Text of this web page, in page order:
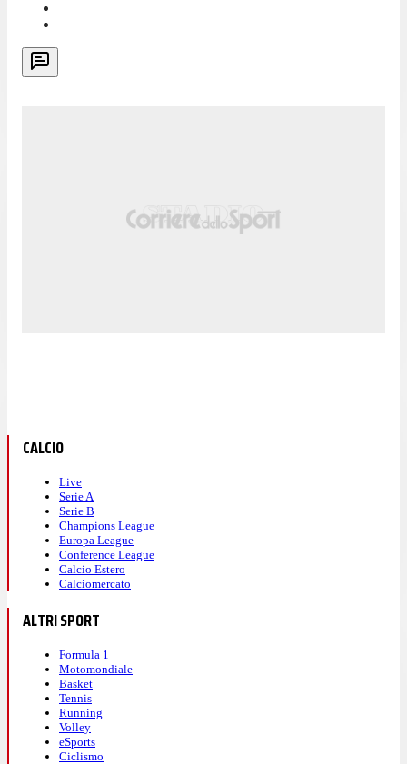
CALCIO
Live
Serie A
Serie B
Champions League
Europa League
Conference League
Calcio Estero
Calciomercato
ALTRI SPORT
Formula 1
Motomondiale
Basket
Tennis
Running
Volley
eSports
Ciclismo